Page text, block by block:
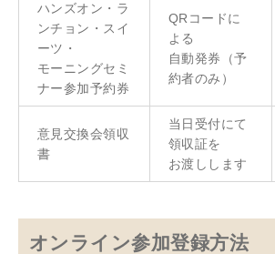
ハンズオン・ラ
ンチョン・スイ
ーツ・
モーニングセミ
ナー参加予約券
QRコードに
よる
自動発券（予
約者のみ）
意見交換会領収
書
当日受付にて
領収証を
お渡しします
オンライン参加登録方法